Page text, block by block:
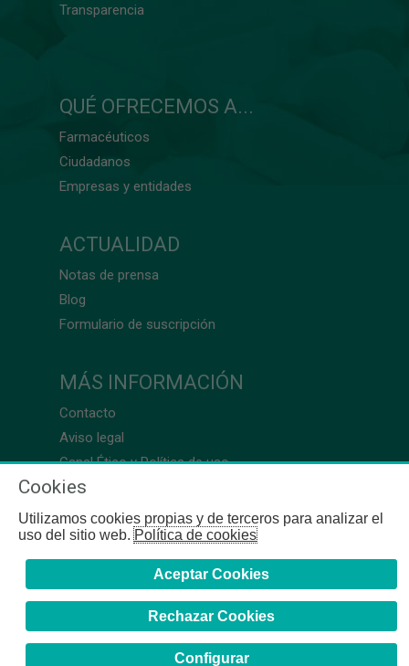
Transparencia
QUÉ OFRECEMOS A...
Farmacéuticos
Ciudadanos
Empresas y entidades
ACTUALIDAD
Notas de prensa
Blog
Formulario de suscripción
MÁS INFORMACIÓN
Contacto
Aviso legal
Canal Ético y Política de uso
Cookies
Utilizamos cookies propias y de terceros para analizar el
uso del sitio web.Política de cookies
Aceptar Cookies
Rechazar Cookies
Configurar